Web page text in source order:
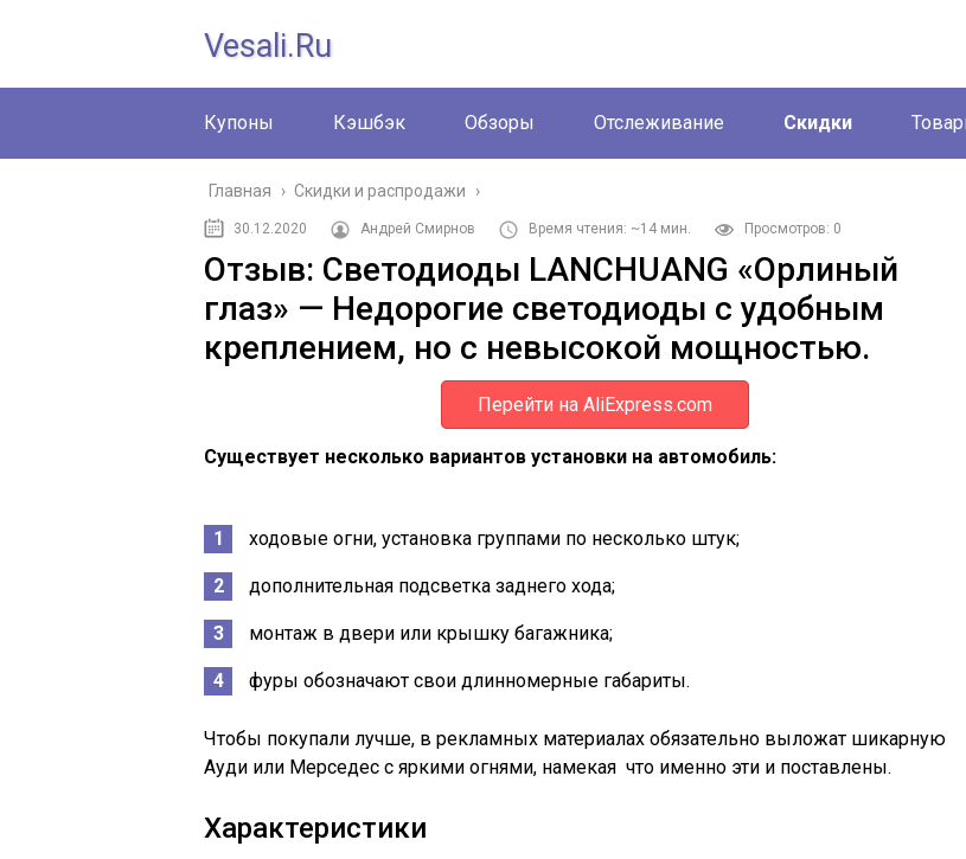
Vesali.ru
Купоны Кэшбэк Обзоры Отслеживание Скидки
Главная › Скидки и распродажи ›
30.12.2020 Андрей Смирнов Время чтения: ~14 мин. Просмотров: 0
Отзыв: Светодиоды LANCHUANG «Орлиный
глаз» — Недорогие светодиоды с удобным
креплением, но с невысокой мощностью.
Перейти на AliExpress.com
Существует несколько вариантов установки на автомобиль:
ходовые огни, установка группами по несколько штук;
дополнительная подсветка заднего хода;
монтаж в двери или крышку багажника;
фуры обозначают свои длинномерные габариты.
Чтобы покупали лучше, в рекламных материалах обязательно выложат шикарную
Ауди или Мерседес с яркими огнями, намекая что именно эти и поставлены.
Характеристики